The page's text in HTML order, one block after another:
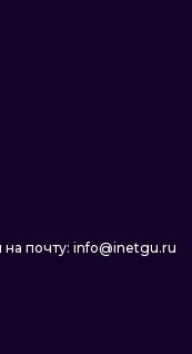
на почту: info@inetgu.ru